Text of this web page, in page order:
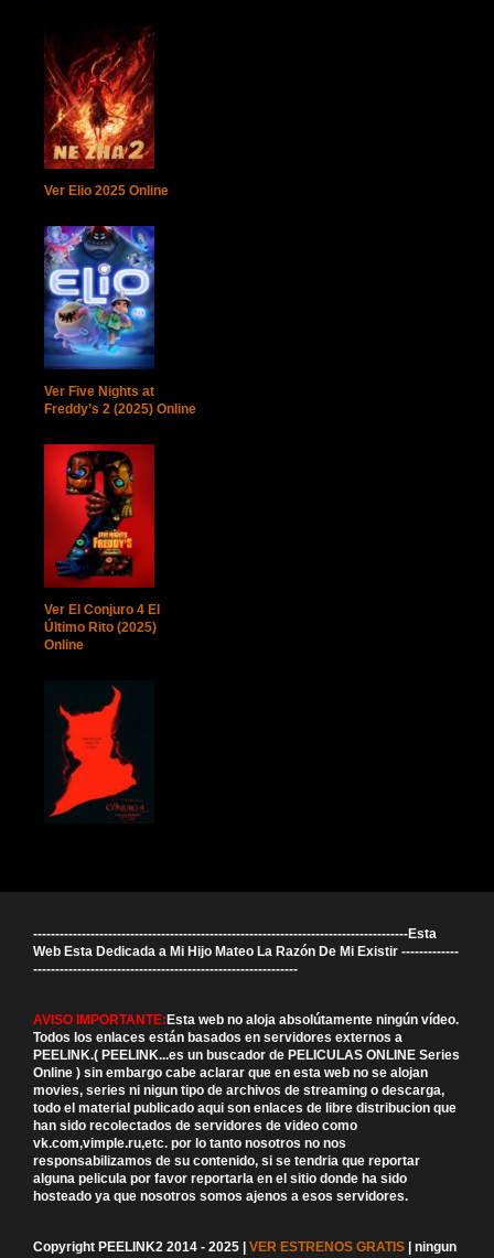
Ver Elio 2025 Online
Ver Five Nights at
Freddy’s 2 (2025) Online
Ver El Conjuro 4 El
Último Rito (2025)
Online
-------------------------------------------------------------------------------------Esta
Web Esta Dedicada a Mi Hijo Mateo La Razón De Mi Existir -------------
------------------------------------------------------------
AVISO IMPORTANTE: Esta web no aloja absolútamente ningún vídeo.
Todos los enlaces están basados en servidores externos a
PEELINK.( PEELINK...es un buscador de PELICULAS ONLINE Series
Online ) sin embargo cabe aclarar que en esta web no se alojan
movies, series ni nigun tipo de archivos de streaming o descarga,
todo el material publicado aqui son enlaces de libre distribucion que
han sido recolectados de servidores de video como
vk.com,vimple.ru,etc. por lo tanto nosotros no nos
responsabilizamos de su contenido, si se tendria que reportar
alguna pelicula por favor reportarla en el sitio donde ha sido
hosteado ya que nosotros somos ajenos a esos servidores.
Copyright PEELINK2 2014 - 2025 | VER ESTRENOS GRATIS | ningun